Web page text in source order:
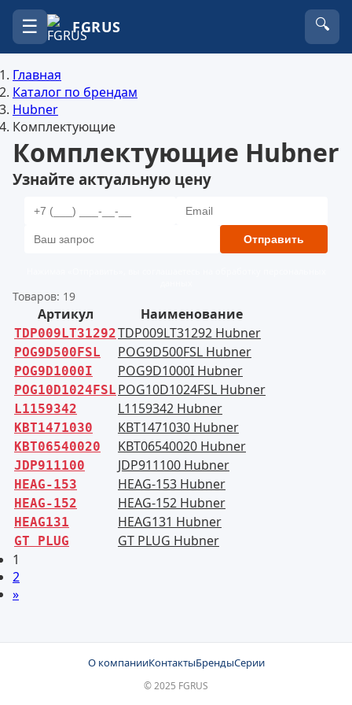
☰ FGRUS 🔍
Главная
Каталог по брендам
Hubner
Комплектующие
Комплектующие Hubner
Узнайте актуальную цену
Отправить
Товаров: 19
Артикул Наименование
TDP009LT31292TDP009LT31292 Hubner
POG9D500FSL POG9D500FSL Hubner
POG9D1000I POG9D1000I Hubner
POG10D1024FSL POG10D1024FSL Hubner
L1159342 L1159342 Hubner
KBT1471030 KBT1471030 Hubner
KBT06540020 KBT06540020 Hubner
JDP911100 JDP911100 Hubner
HEAG-153 HEAG-153 Hubner
HEAG-152 HEAG-152 Hubner
HEAG131 HEAG131 Hubner
GT PLUG
GT PLUG Hubner
1
2
»
О компанииКонтактыБрендыСерии
© 2025 FGRUS